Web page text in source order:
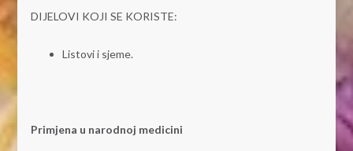
DIJELOVI KOJI SE KORISTE:
Listovi i sjeme.
Primjena u narodnoj medicini